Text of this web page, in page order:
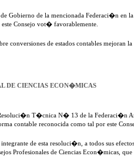
Gobierno de la mencionada Federaci�n en
Consejo vot� favorablemente.
conversiones de estados contables
DE CIENCIAS ECON�MICAS
T�cnica N� 13 de la Federaci�n
contable reconocida como tal por este
integrante de esta resoluci�n, a todos sus
Profesionales de Ciencias Econ�micas, que